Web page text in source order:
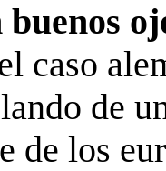
buenos
caso
de
de los